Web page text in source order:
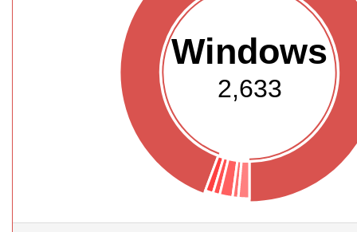
Windows
2,633